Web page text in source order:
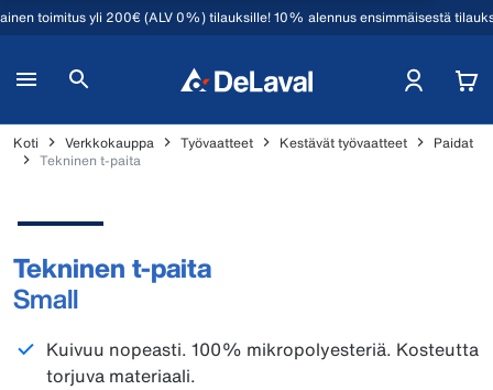
toimitus yli 200€ (ALV 0%) tilauksille! 10% alennus ensimmäisestä
Koti Verkkokauppa Työvaatteet Kestävät työvaatteet
Paidat
Tekninen t-paita
Tekninen t-paita
Small
Kuivuu nopeasti. 100% mikropolyesteriä. Kosteutta
torjuva materiaali.